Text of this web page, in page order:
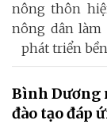
nông thôn
nông dân làm
phát triển
Bình Dương
đào tạo đáp